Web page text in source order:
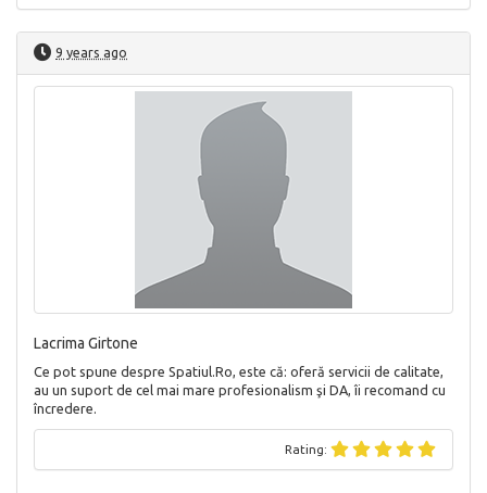
9 years ago
Lacrima Girtone
Ce pot spune despre Spatiul.Ro, este că: oferă servicii de calitate,
au un suport de cel mai mare profesionalism şi DA, îi recomand cu
încredere.
Rating: